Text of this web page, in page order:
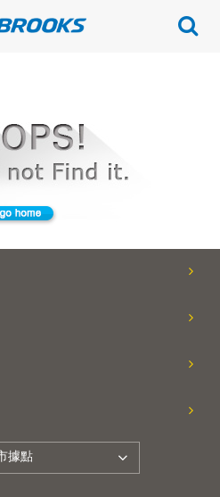
據點